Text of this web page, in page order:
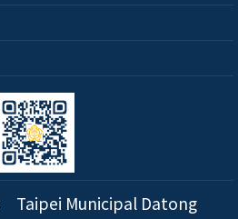
Taipei Municipal Datong